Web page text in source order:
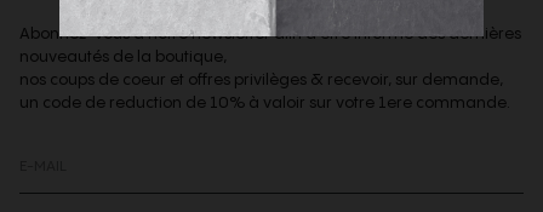
Abonnez-vous à notre newsletter afin d'être informé des dernières
nouveautés de la boutique,
nos coups de coeur et offres privilèges & recevoir, sur demande,
un code de reduction de 10% à valoir sur votre 1ere commande.